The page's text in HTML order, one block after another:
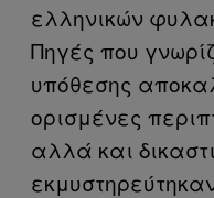
ελληνικών
Πηγές που
υπόθεσης
ορισμένες
αλλά και